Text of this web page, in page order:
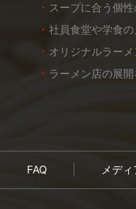
スープに合う個
社員食堂や学食
オリジナルラー
ラーメン店の展
FAQ メディ